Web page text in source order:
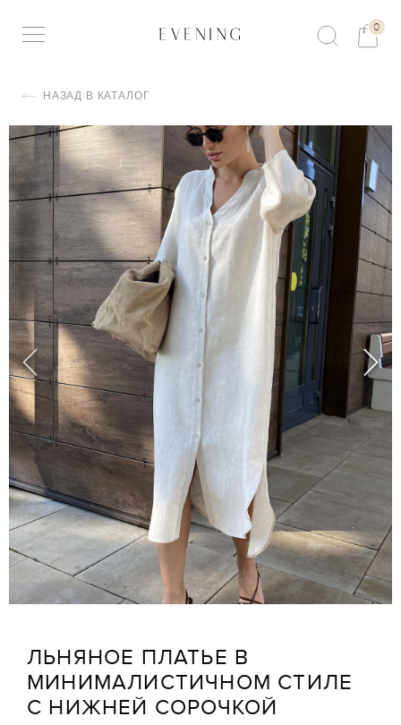
0
НАЗАД В КАТАЛОГ
ЛЬНЯНОЕ ПЛАТЬЕ В
МИНИМАЛИСТИЧНОМ СТИЛЕ
С НИЖНЕЙ СОРОЧКОЙ